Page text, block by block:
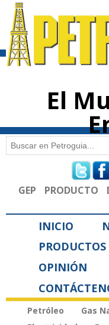
El
Formulario
Buscar
GEP PRODUCTO
INICIO
PRODUCTOS
OPINIÓN
Petróleo Gas